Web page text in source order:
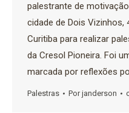
palestrante de
cidade de Dois Vizinhos,
Curitiba para realizar
da Cresol Pioneira. Foi
marcada por reflexões
Palestras Porjanderson